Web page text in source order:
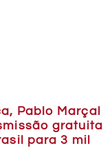
Pablo Marçal
gratuita
para 3 mil